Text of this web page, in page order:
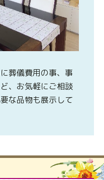
葬儀費用の事、事
、お気軽にご相談
な品物も展示して